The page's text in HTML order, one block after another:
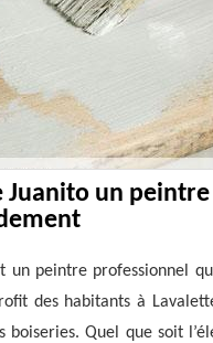
un
un peintre professionnel
des habitants à
boiseries. Quel que soit